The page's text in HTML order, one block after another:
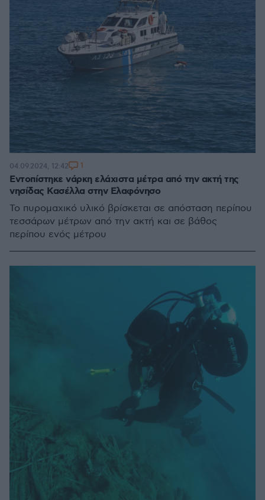
Εντοπίστηκε νάρκη ελάχιστα μέτρα από την ακτή της
νησίδας Κασέλλα στην Ελαφόνησο
Το πυρομαχικό υλικό βρίσκεται σε απόσταση περίπου
τεσσάρων μέτρων από την ακτή και σε βάθος
περίπου ενός μέτρου
04.09.2024, 12:42 1